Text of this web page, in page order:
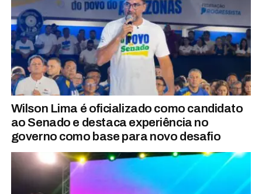
Wilson Lima é oficializado como candidato
ao Senado e destaca experiência no
governo como base para novo desafio